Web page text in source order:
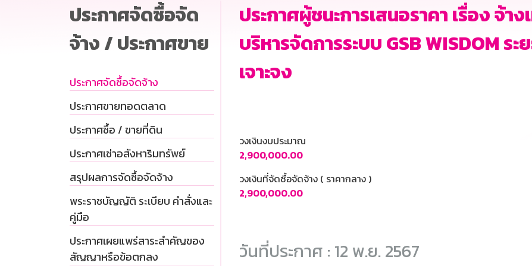
ประกาศจัดซื้อจัด
จ้าง / ประกาศขาย
ประกาศจัดซื้อจัดจ้าง
ประกาศขายทอดตลาด
ประกาศซื้อ / ขายที่ดิน
ประกาศเช่าอสังหาริมทรัพย์
สรุปผลการจัดซื้อจัดจ้าง
พระราชบัญญัติ ระเบียบ คำสั่งและ
คู่มือ
ประกาศเผยแพร่สาระสำคัญของ
สัญญาหรือข้อตกลง
ประกาศผู้ชนะการเสนอราคา เรื่อง จ้า
บริหารจัดการระบบ GSB WISDOM ระ
เจาะจง
วงเงินงบประมาณ
2,900,000.00
วงเงินที่จัดซื้อจัดจ้าง ( ราคากลาง )
2,900,000.00
วันที่ประกาศ : 12 พ.ย. 2567